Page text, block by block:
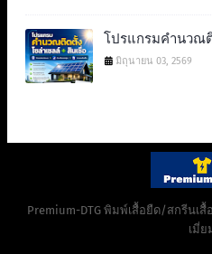
โปรแกรมคำนวณ
มิถุนายน 03, 2569
Premium-DTG พิมพ์เสื้อยืด/สกรีนเสื้
เมี่ย